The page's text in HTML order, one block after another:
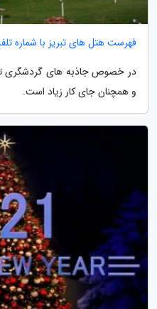
فهرست هتل های تبریز با شماره
در خصوص جاذبه های گردشگری
و همچنان جای کار زیاد است.